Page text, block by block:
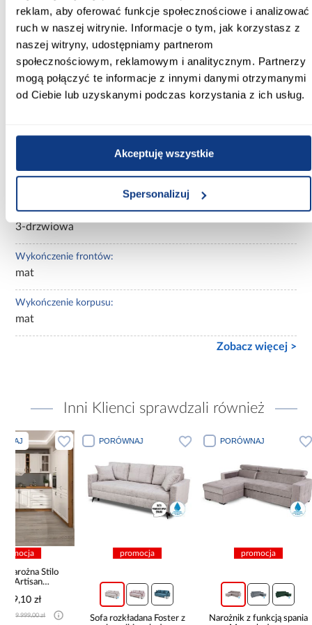
reklam, aby oferować funkcje społecznościowe i analizować
ruch w naszej witrynie. Informacje o tym, jak korzystasz z
naszej witryny, udostępniamy partnerom
społecznościowym, reklamowym i analitycznym. Partnerzy
mogą połączyć te informacje z innymi danymi otrzymanymi
od Ciebie lub uzyskanymi podczas korzystania z ich usług.
Akceptuję wszystkie
Spersonalizuj
Kolor frontów:
biały
Kolor korpusu:
biały
białe
bez lustra
Ilość drzwi:
3-drzwiowa
Wykończenie frontów:
mat
Wykończenie korpusu:
mat
Zobacz więcej >
Inni Klienci sprawdzali również
PORÓWNAJ
Sofa rozkładana Foster z
PORÓWNAJ
Narożnik z funkcją spania
Narożnik